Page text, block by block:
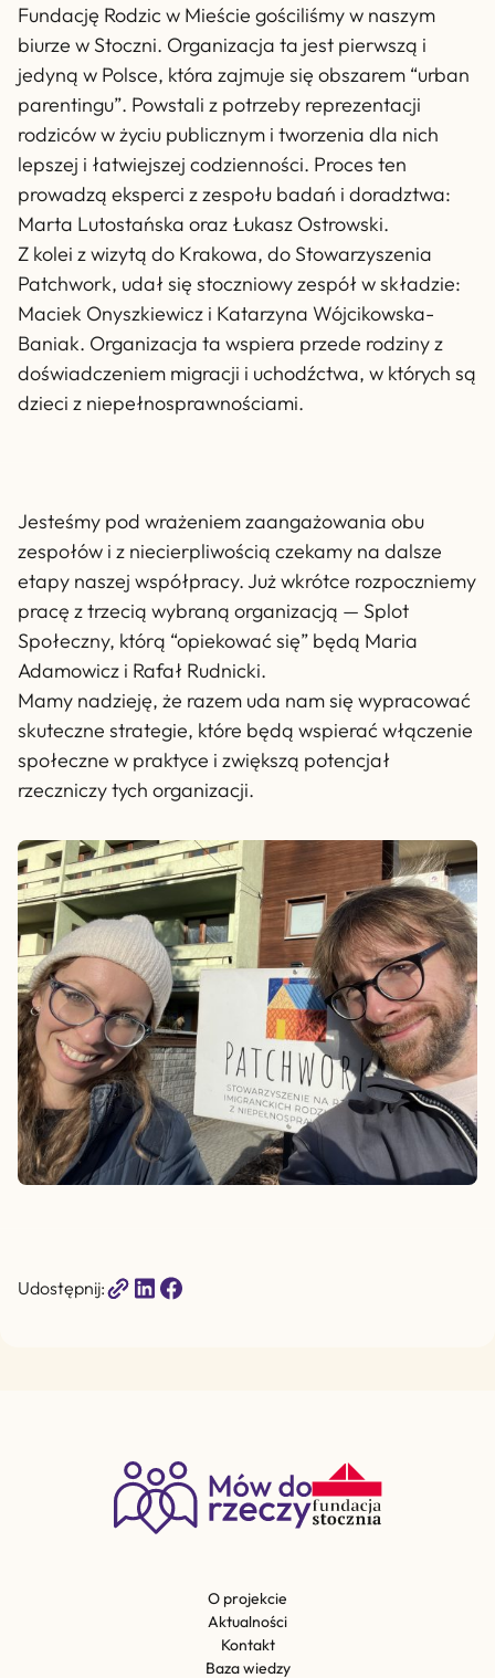
Fundację Rodzic w Mieście gościliśmy w naszym
biurze w Stoczni. Organizacja ta jest pierwszą i
jedyną w Polsce, która zajmuje się obszarem “urban
parentingu”. Powstali z potrzeby reprezentacji
rodziców w życiu publicznym i tworzenia dla nich
lepszej i łatwiejszej codzienności. Proces ten
prowadzą eksperci z zespołu badań i doradztwa:
Marta Lutostańska oraz Łukasz Ostrowski.
Z kolei z wizytą do Krakowa, do Stowarzyszenia
Patchwork, udał się stoczniowy zespół w składzie:
Maciek Onyszkiewicz i Katarzyna Wójcikowska-
Baniak. Organizacja ta wspiera przede rodziny z
doświadczeniem migracji i uchodźctwa, w których są
dzieci z niepełnosprawnościami.
Jesteśmy pod wrażeniem zaangażowania obu
zespołów i z niecierpliwością czekamy na dalsze
etapy naszej współpracy. Już wkrótce rozpoczniemy
pracę z trzecią wybraną organizacją — Splot
Społeczny, którą “opiekować się” będą Maria
Adamowicz i Rafał Rudnicki.
Mamy nadzieję, że razem uda nam się wypracować
skuteczne strategie, które będą wspierać włączenie
społeczne w praktyce i zwiększą potencjał
rzeczniczy tych organizacji.
Udostępnij:
O projekcie
Aktualności
Kontakt
Baza wiedzy